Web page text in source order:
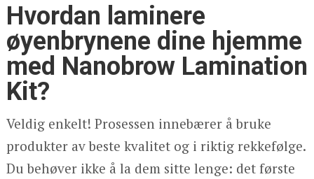
Hvordan laminere
øyenbrynene dine hjemme
med Nanobrow Lamination
Kit?
Veldig enkelt! Prosessen innebærer å bruke
produkter av beste kvalitet og i riktig rekkefølge.
Du behøver ikke å la dem sitte lenge: det første